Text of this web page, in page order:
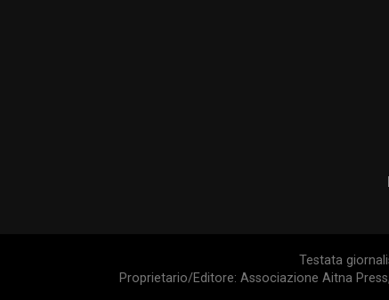
Testata
Proprietario/Editore: Associazione Aitna